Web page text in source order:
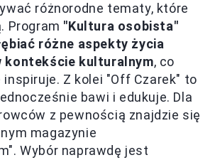
różnorodne tematy, które
Program "Kultura osobista"
różne aspekty życia
kontekście kulturalnym, co
inspiruje. Z kolei "Off Czarek" to
bawi i edukuje. Dla
z pewnością znajdzie się
magazynie
Wybór naprawdę jest